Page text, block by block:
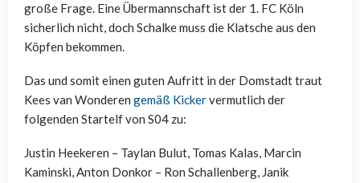
große Frage. Eine Übermannschaft ist der 1. FC Köln
sicherlich nicht, doch Schalke muss die Klatsche aus den
Köpfen bekommen.
Das und somit einen guten Aufritt in der Domstadt traut
Kees van Wonderen gemäß Kickervermutlich der
folgenden Startelf von S04 zu:
Justin Heekeren – Taylan Bulut, Tomas Kalas, Marcin
Kaminski, Anton Donkor – Ron Schallenberg, Janik